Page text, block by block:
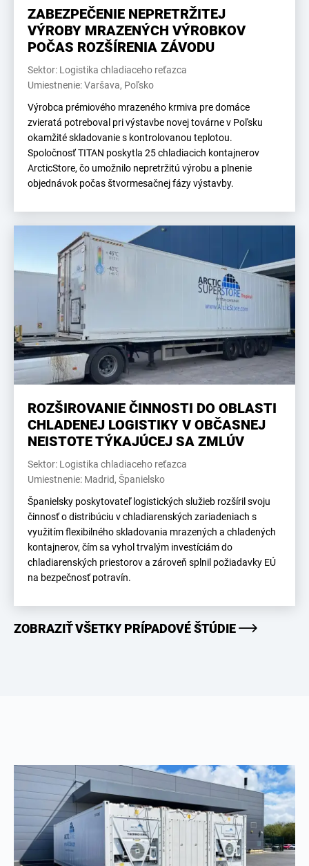
ZABEZPEČENIE NEPRETRŽITEJ
VÝROBY MRAZENÝCH VÝROBKOV
POČAS ROZŠÍRENIA ZÁVODU
Sektor: Logistika chladiaceho reťazca
Umiestnenie: Varšava, Poľsko
Výrobca prémiového mrazeného krmiva pre domáce
zvieratá potreboval pri výstavbe novej továrne v Poľsku
okamžité skladovanie s kontrolovanou teplotou.
Spoločnosť TITAN poskytla 25 chladiacich kontajnerov
ArcticStore, čo umožnilo nepretržitú výrobu a plnenie
objednávok počas štvormesačnej fázy výstavby.
ROZŠIROVANIE ČINNOSTI DO OBLASTI
CHLADENEJ LOGISTIKY V OBČASNEJ
NEISTOTE TÝKAJÚCEJ SA ZMLÚV
Sektor: Logistika chladiaceho reťazca
Umiestnenie: Madrid, Španielsko
Španielsky poskytovateľ logistických služieb rozšíril svoju
činnosť o distribúciu v chladiarenských zariadeniach s
využitím flexibilného skladovania mrazených a chladených
kontajnerov, čím sa vyhol trvalým investíciám do
chladiarenských priestorov a zároveň splnil požiadavky EÚ
na bezpečnosť potravín.
ZOBRAZIŤ VŠETKY PRÍPADOVÉ ŠTÚDIE